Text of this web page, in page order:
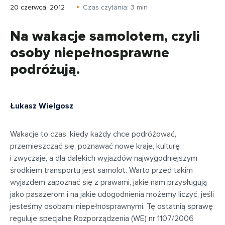
20 czerwca, 2012 Czas czytania: 3 min
Na wakacje samolotem, czyli
osoby niepełnosprawne
podróżują.
Łukasz Wielgosz
Wakacje to czas, kiedy każdy chce podróżować,
przemieszczać się, poznawać nowe kraje, kulturę
i zwyczaje, a dla dalekich wyjazdów najwygodniejszym
środkiem transportu jest samolot. Warto przed takim
wyjazdem zapoznać się z prawami, jakie nam przysługują
jako pasażerom i na jakie udogodnienia możemy liczyć, jeśli
jesteśmy osobami niepełnosprawnymi. Tę ostatnią sprawę
reguluje specjalne Rozporządzenia (WE) nr 1107/2006